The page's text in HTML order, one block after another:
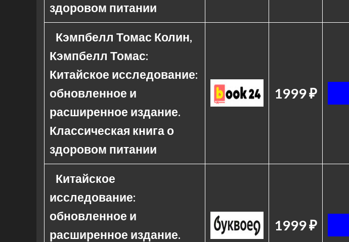
здоровом питании
Кэмпбелл Томас Колин,
Кэмпбелл Томас:
Китайское исследование:
обновленное и
расширенное издание.
Классическая книга о
здоровом питании
1999 ₽
Китайское
исследование:
обновленное и
расширенное издание.
1999 ₽